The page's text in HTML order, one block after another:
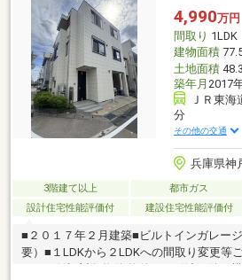
(約120m)■ ご希望の住まい探しをお手伝い
━━━━━・・・物件の詳細・ご相談はお
ださい。
4,990万円
間取り 1LDK
建物面積
土地面積
築年月 2017
ＪＲ東
分
その他の交通
兵庫県神
3階建て以上 都市ガス
設計住宅性能評価付
建設住宅性能評価付
■２０１７年２月建築■ビルトインガレー
要）■１LDKから２LDKへの間取り変更等